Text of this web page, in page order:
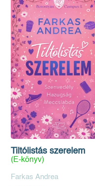
Tiltólistás szerelem
(E-könyv)
Farkas Andrea